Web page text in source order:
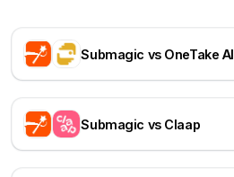
Submagic vs OneTake AI
Submagic vs Claap